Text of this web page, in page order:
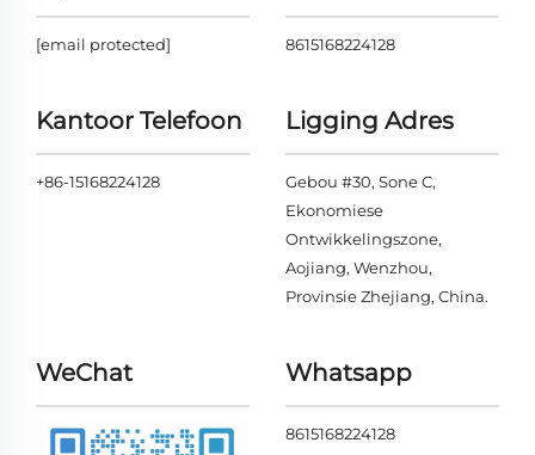
[email protected] 8615168224128
Kantoor Telefoon
+86-15168224128
Ligging Adres
Gebou #30, Sone C,
Ekonomiese
Ontwikkelingszone,
Aojiang, Wenzhou,
Provinsie Zhejiang, China.
WeChat Whatsapp
8615168224128